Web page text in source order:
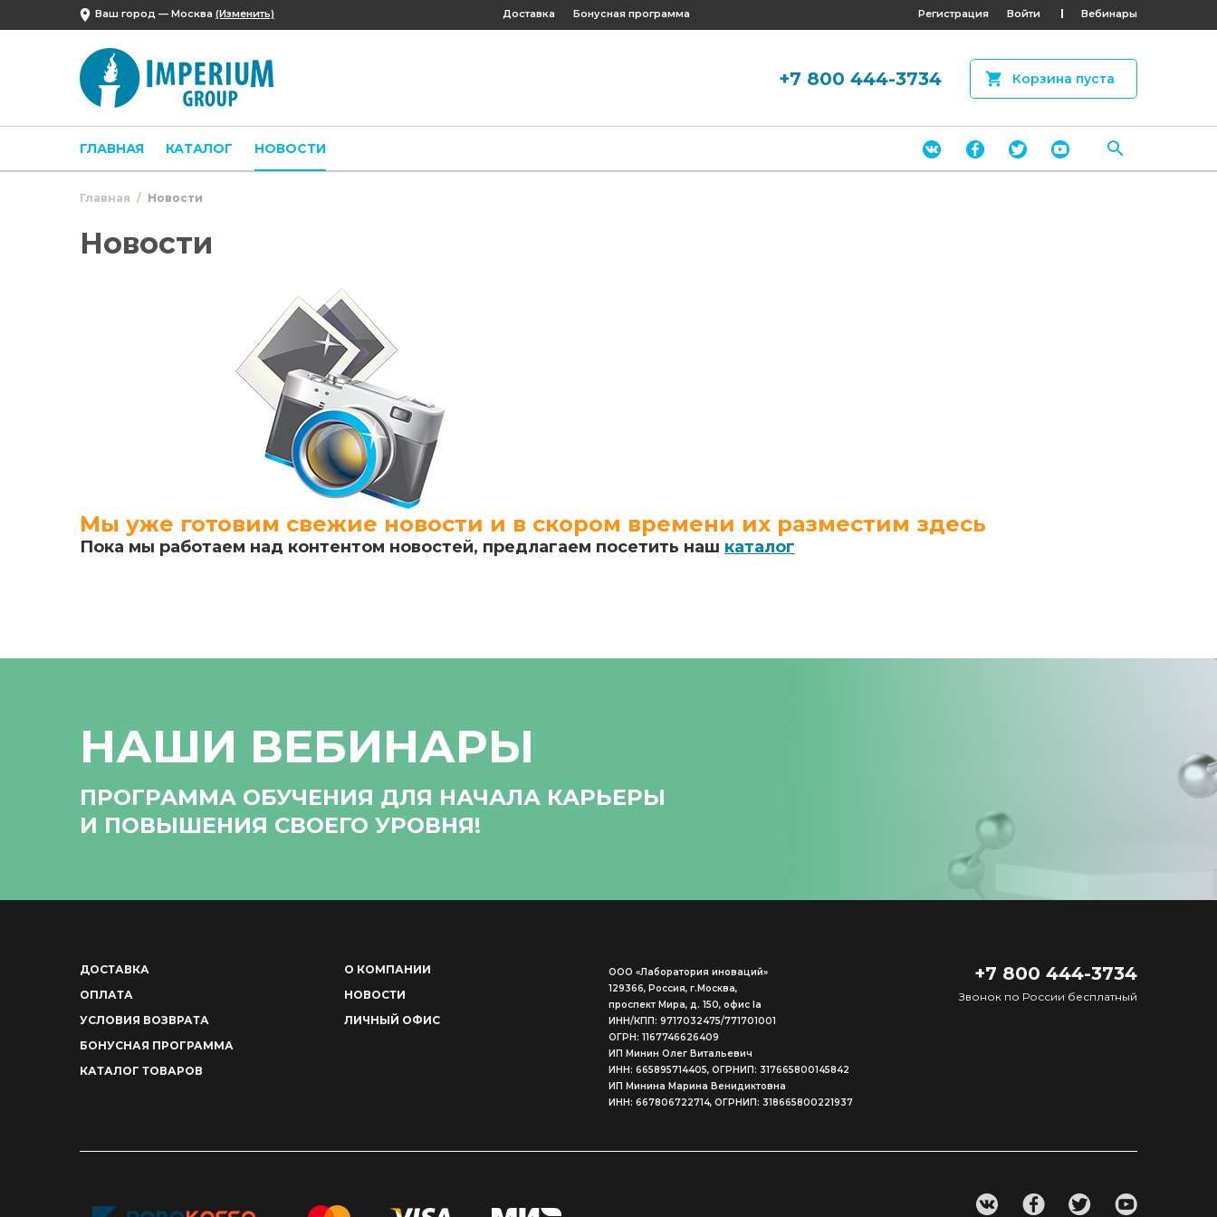
Ваш город — Москва (Изменить) Доставка Бонусная программа Регистрация Войти Вебинары
+7 800 444-3734 Корзина пуста
ГЛАВНАЯ КАТАЛОГ НОВОСТИ
Главная Новости
Новости
Мы уже готовим свежие новости и в скором времени их разместим здесь
Пока мы работаем над контентом новостей, предлагаем посетить наш каталог
НАШИ ВЕБИНАРЫ
ПРОГРАММА ОБУЧЕНИЯ ДЛЯ НАЧАЛА КАРЬЕРЫ
И ПОВЫШЕНИЯ СВОЕГО УРОВНЯ!
ДОСТАВКА
ОПЛАТА
УСЛОВИЯ ВОЗВРАТА
БОНУСНАЯ ПРОГРАММА
КАТАЛОГ ТОВАРОВ
О КОМПАНИИ
НОВОСТИ
ЛИЧНЫЙ ОФИС
ООО «Лаборатория иноваций»
129366, Россия, г.Москва,
проспект Мира, д. 150, офис Ia
ИНН/КПП: 9717032475/771701001
ОГРН: 1167746626409
ИП Минин Олег Витальевич
ИНН: 665895714405, ОГРНИП: 317665800145842
ИП Минина Марина Венидиктовна
ИНН: 667806722714, ОГРНИП: 318665800221937
+7 800 444-3734
Звонок по России бесплатный